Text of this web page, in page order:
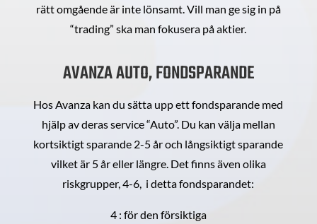
rätt omgående är inte lönsamt. Vill man ge sig in på
“trading” ska man fokusera på aktier.
AVANZA AUTO, FONDSPARANDE
Hos Avanza kan du sätta upp ett fondsparande med
hjälp av deras service “Auto”. Du kan välja mellan
kortsiktigt sparande 2-5 år och långsiktigt sparande
vilket är 5 år eller längre. Det finns även olika
riskgrupper, 4-6, i detta fondsparandet:
4 : för den försiktiga